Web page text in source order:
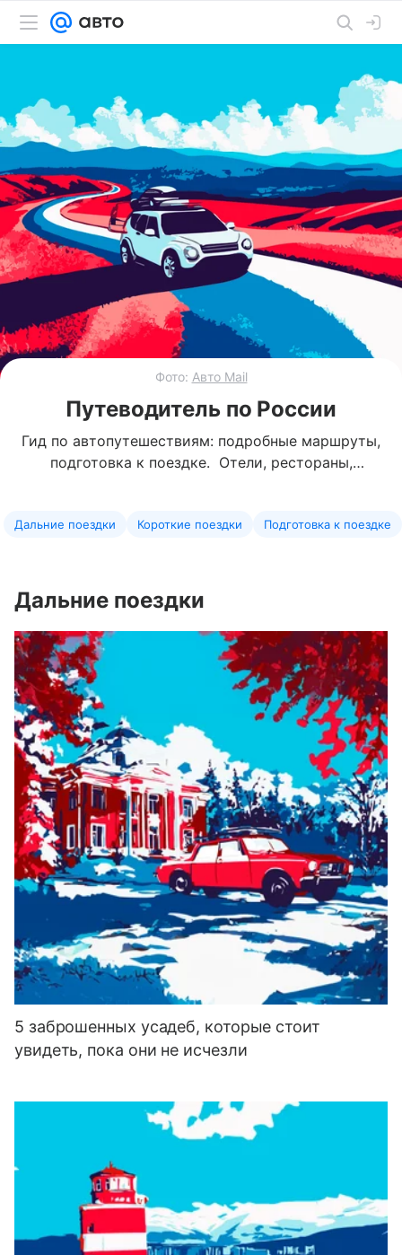
Фото: Авто Mail
Путеводитель по России
Гид по автопутешествиям: подробные маршруты,
подготовка к поездке. Отели, рестораны,
Дальние поездки Короткие поездки Подготовка к поездке
Дальние поездки
5 заброшенных усадеб, которые стоит
увидеть, пока они не исчезли